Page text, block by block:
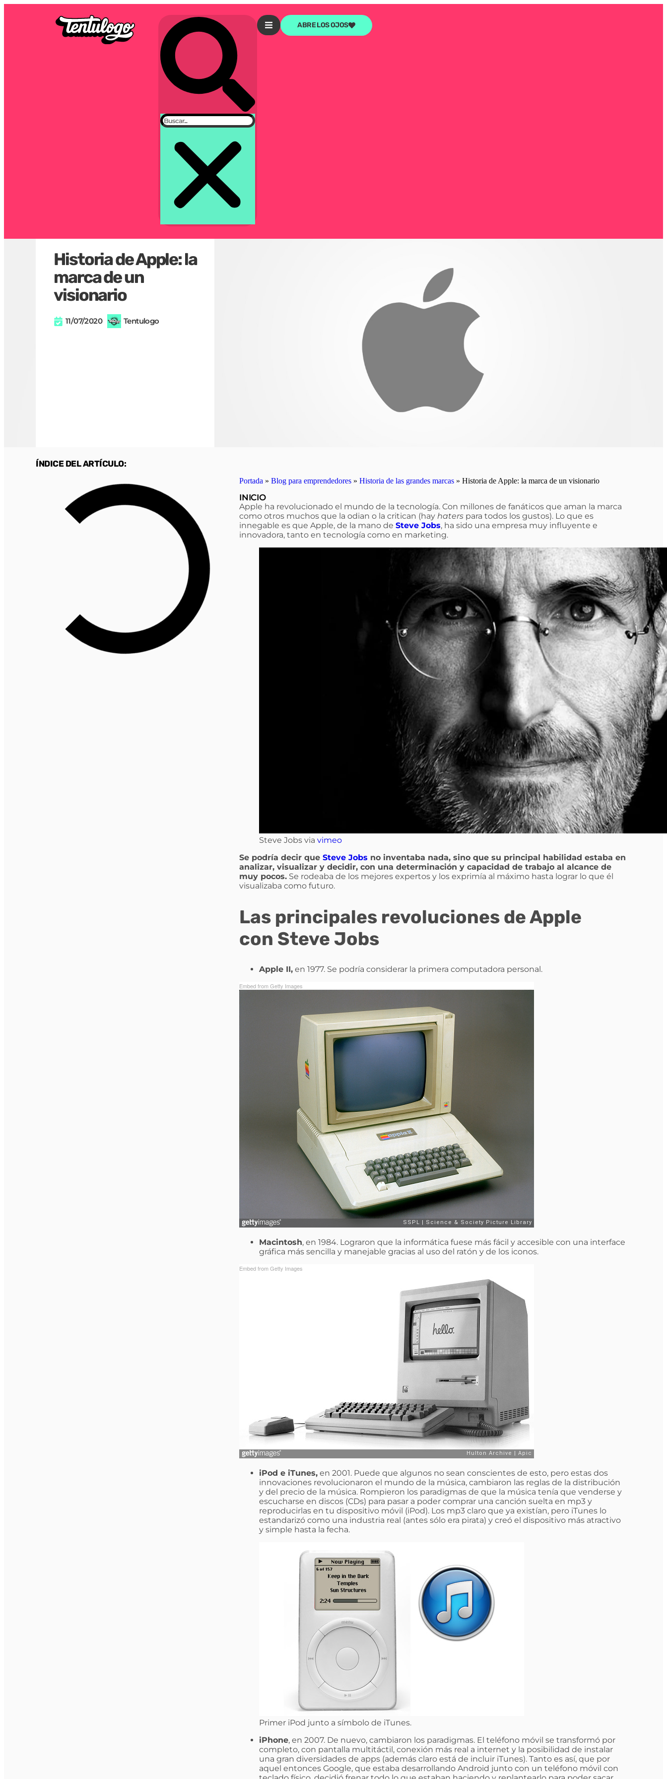
ABRE LOS OJOS
Historia de Apple: la
marca de un
visionario
11/07/2020 Tentulogo
ÍNDICE DEL ARTÍCULO:
Portada » Blog para emprendedores » Historia de las grandes marcas » Historia de Apple: la marca de un visionario
INICIO
Apple ha revolucionado el mundo de la tecnología. Con millones de fanáticos que aman la marca
como otros muchos que la odian o la critican (hay haters para todos los gustos). Lo que es
innegable es que Apple, de la mano de Steve Jobs, ha sido una empresa muy influyente e
innovadora, tanto en tecnología como en marketing.
Steve Jobs via vimeo
Se podría decir que Steve Jobs no inventaba nada, sino que su principal habilidad estaba en
analizar, visualizar y decidir, con una determinación y capacidad de trabajo al alcance de
muy pocos. Se rodeaba de los mejores expertos y los exprimía al máximo hasta lograr lo que él
visualizaba como futuro.
Las principales revoluciones de Apple
con Steve Jobs
Apple II, en 1977. Se podría considerar la primera computadora personal.
Embed from Getty Images
Macintosh, en 1984. Lograron que la informática fuese más fácil y accesible con una interface
gráfica más sencilla y manejable gracias al uso del ratón y de los iconos.
Embed from Getty Images
iPod e iTunes, en 2001. Puede que algunos no sean conscientes de esto, pero estas dos
innovaciones revolucionaron el mundo de la música, cambiaron las reglas de la distribución
y del precio de la música. Rompieron los paradigmas de que la música tenía que venderse y
escucharse en discos (CDs) para pasar a poder comprar una canción suelta en mp3 y
reproducirlas en tu dispositivo móvil (iPod). Los mp3 claro que ya existían, pero iTunes lo
estandarizó como una industria real (antes sólo era pirata) y creó el dispositivo más atractivo
y simple hasta la fecha.
Primer iPod junto a símbolo de iTunes.
iPhone, en 2007. De nuevo, cambiaron los paradigmas. El teléfono móvil se transformó por
completo, con pantalla multitáctil, conexión más real a internet y la posibilidad de instalar
una gran diversidades de apps (además claro está de incluir iTunes). Tanto es así, que por
aquel entonces Google, que estaba desarrollando Android junto con un teléfono móvil con